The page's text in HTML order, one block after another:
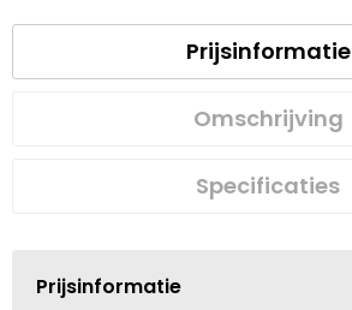
Prijsinformatie
Omschrijving
Specificaties
Prijsinformatie